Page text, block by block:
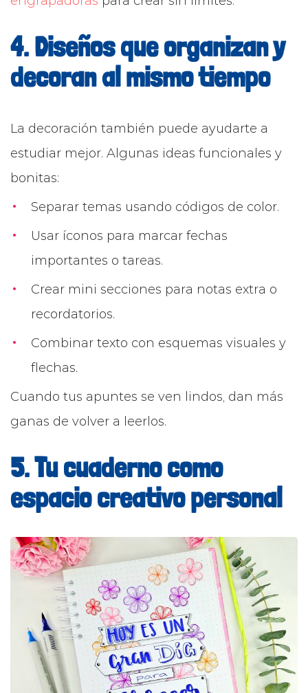
4. Diseños que organizan y
decoran al mismo tiempo
La decoración también puede ayudarte a
estudiar mejor. Algunas ideas funcionales y
bonitas:
Separar temas usando códigos de color.
Usar íconos para marcar fechas
importantes o tareas.
Crear mini secciones para notas extra o
recordatorios.
Combinar texto con esquemas visuales y
flechas.
Cuando tus apuntes se ven lindos, dan más
ganas de volver a leerlos.
5. Tu cuaderno como
espacio creativo personal